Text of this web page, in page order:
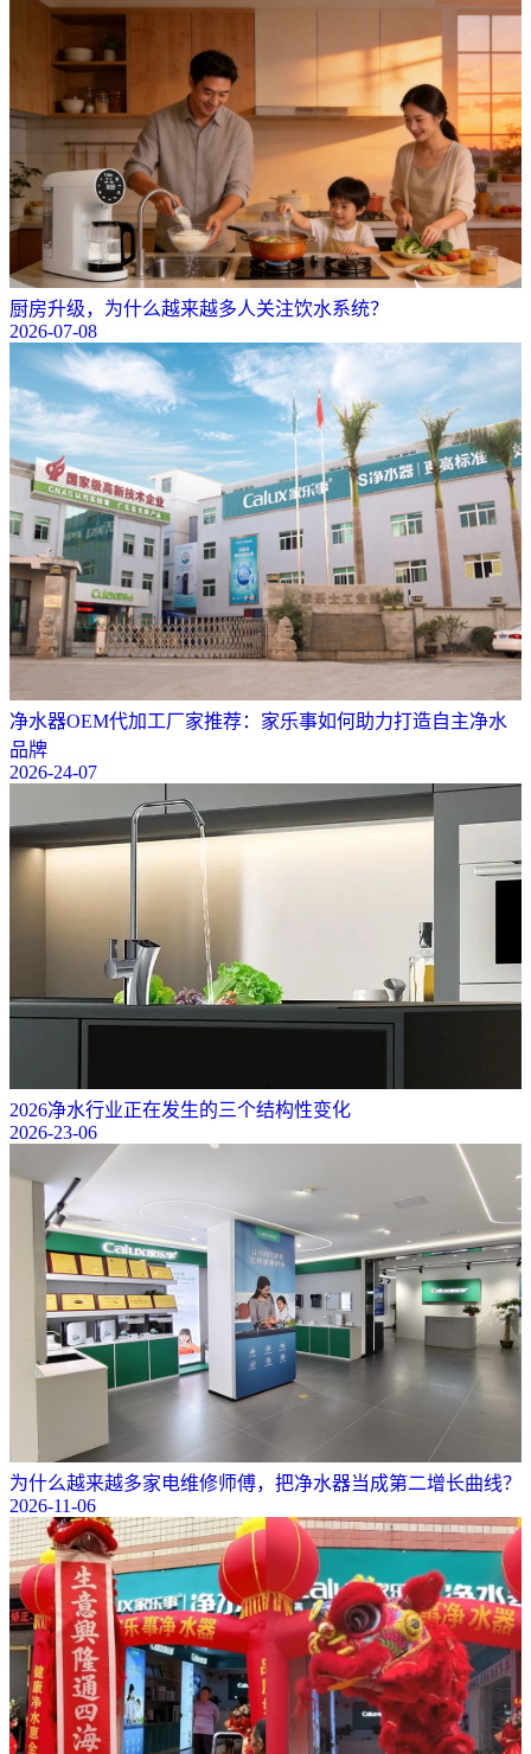
厨房升级，为什么越来越多人关注饮水系统？
2026-07-08
净水器OEM代加工厂家推荐：家乐事如何助力打造自主净水
品牌
2026-24-07
2026净水行业正在发生的三个结构性变化
2026-23-06
为什么越来越多家电维修师傅，把净水器当成第二增长曲线？
2026-11-06